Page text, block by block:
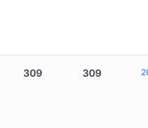
309 309